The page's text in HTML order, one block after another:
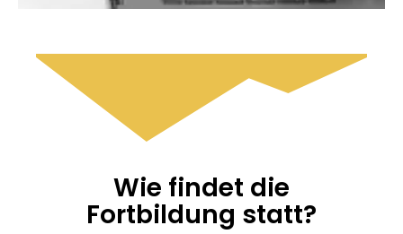
Wie findet die
Fortbildung statt?